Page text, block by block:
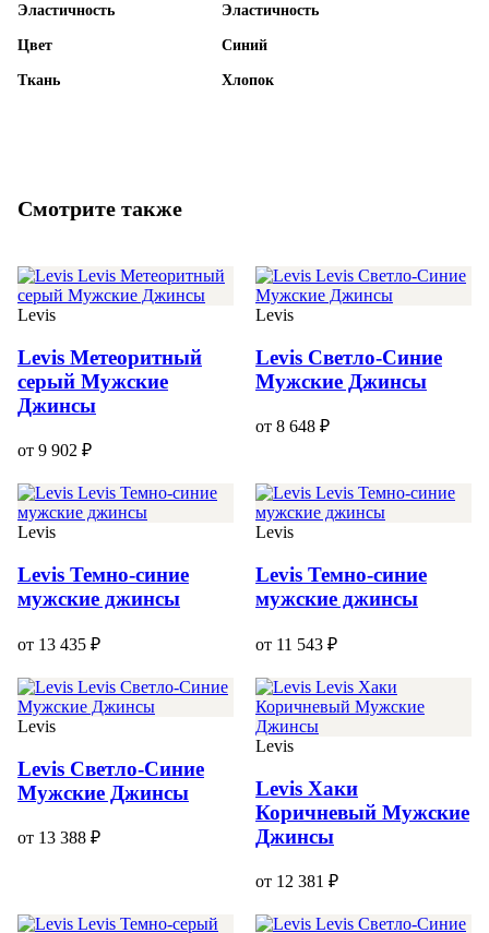
Эластичность Эластичность
Цвет Синий
Ткань Хлопок
Смотрите также
Levis
Levis Метеоритный
серый Мужские
Джинсы
от 9 902 ₽
Levis
Levis Светло-Синие
Мужские Джинсы
от 8 648 ₽
Levis
Levis Темно-синие
мужские джинсы
от 13 435 ₽
Levis
Levis Темно-синие
мужские джинсы
от 11 543 ₽
Levis
Levis Светло-Синие
Мужские Джинсы
от 13 388 ₽
Levis
Levis Хаки
Коричневый Мужские
Джинсы
от 12 381 ₽